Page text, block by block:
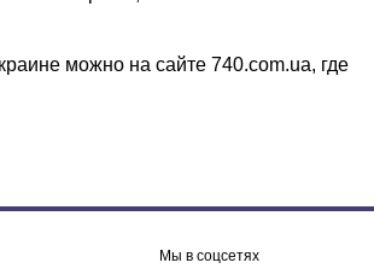
можно на сайте 740.com.ua, где
Мы в соцсетях